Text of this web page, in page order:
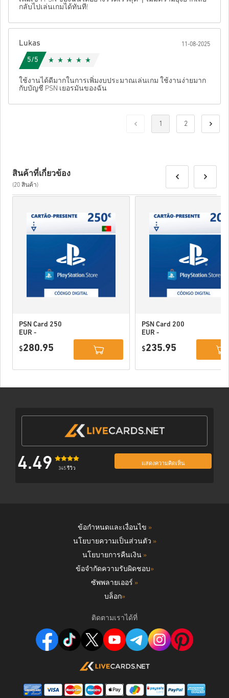
กลับไปเล่นเกมได้ทันที!
Lukas 11-08-2025
5/5
ใช้งานได้ดีมากในการเพิ่มงบประมาณเล่นเกม ใช้งานง่ายมาก
กับบัญชี PSN เยอรมันของฉัน
1 2
สินค้าที่เกี่ยวข้อง
(20 สินค้า)
PSN Card 250
EUR -
Network
$280.95
PSN Card 200
EUR -
Network
$235.95
4.49 345 รีวิว
แสดงความคิดเห็น
ข้อกำหนดและเงื่อนไข »
นโยบายความเป็นส่วนตัว »
นโยบายการคืนเงิน »
ข้อจำกัดความรับผิดชอบ»
ซัพพลายเออร์ »
บล็อก»
ติดตามเราได้ที่